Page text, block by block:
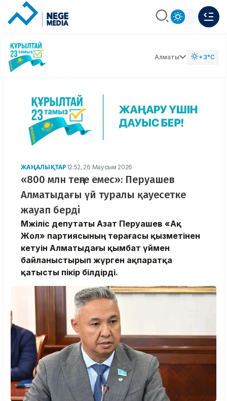
Алматы +3°C
ЖАҢАЛЫҚТАР 12:52, 26 Маусым 2026
«800 млн теңге емес»: Перуашев
Алматыдағы үй туралы қауесетке
жауап берді
Мәжіліс депутаты Азат Перуашев «Ақ
Жол» партиясының төрағасы қызметінен
кетуін Алматыдағы қымбат үймен
байланыстырып жүрген ақпаратқа
қатысты пікір білдірді.